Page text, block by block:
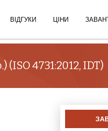
ВІДГУКИ ЦІНИ
4731:2012, IDT)